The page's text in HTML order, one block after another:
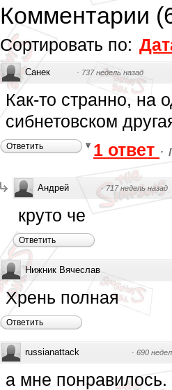
Комментарии (
Сортировать по:
Санек · 737 недель назад
Как-то странно, на
сибнетовском
Ответить 1 ответ ·
Андрей · 717 недель назад
круто че
Ответить
Нижник Вячеслав
Хрень полная
Ответить
russianattack · 690
а мне